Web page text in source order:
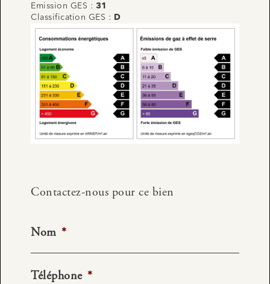
Emission GES : 31
Classification GES :
D
Contactez-nous pour ce bien
Nom *
Téléphone *